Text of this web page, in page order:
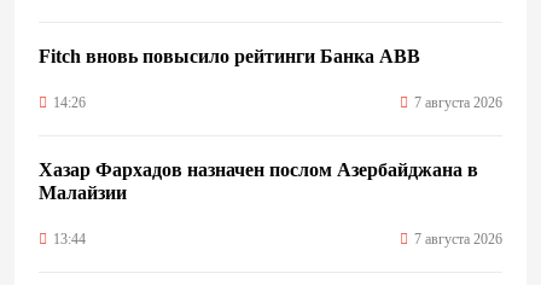
Fitch вновь повысило рейтинги Банка ABB
14:26 7 августа 2026
Хазар Фархадов назначен послом Азербайджана в
Малайзии
13:44 7 августа 2026